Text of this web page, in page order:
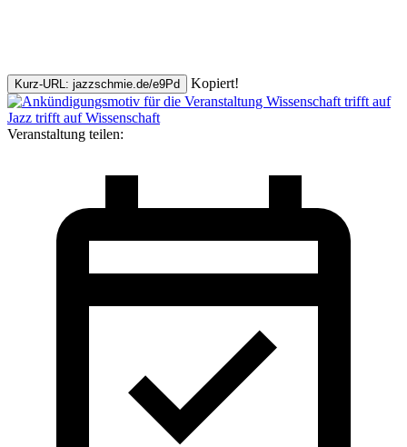
Kurz-URL: jazzschmie.de/e9Pd Kopiert!
Veranstaltung teilen: